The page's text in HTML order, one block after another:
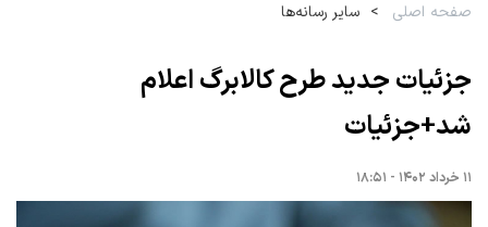
صفحه اصلی سایر رسانه‌ها
جزئیات جدید طرح کالابرگ اعلام
شد+جزئیات
۱۱ خرداد ۱۴۰۲ - ۱۸:۵۱